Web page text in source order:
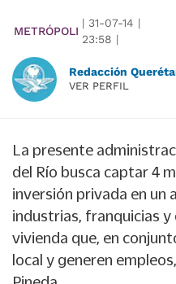
METRÓPOLI
| 31-07-14 |
23:58 |
Redacción
VER PERFIL
La presente
del Río busca captar 4
inversión privada en un
industrias, franquicias
vivienda que, en
local y generen